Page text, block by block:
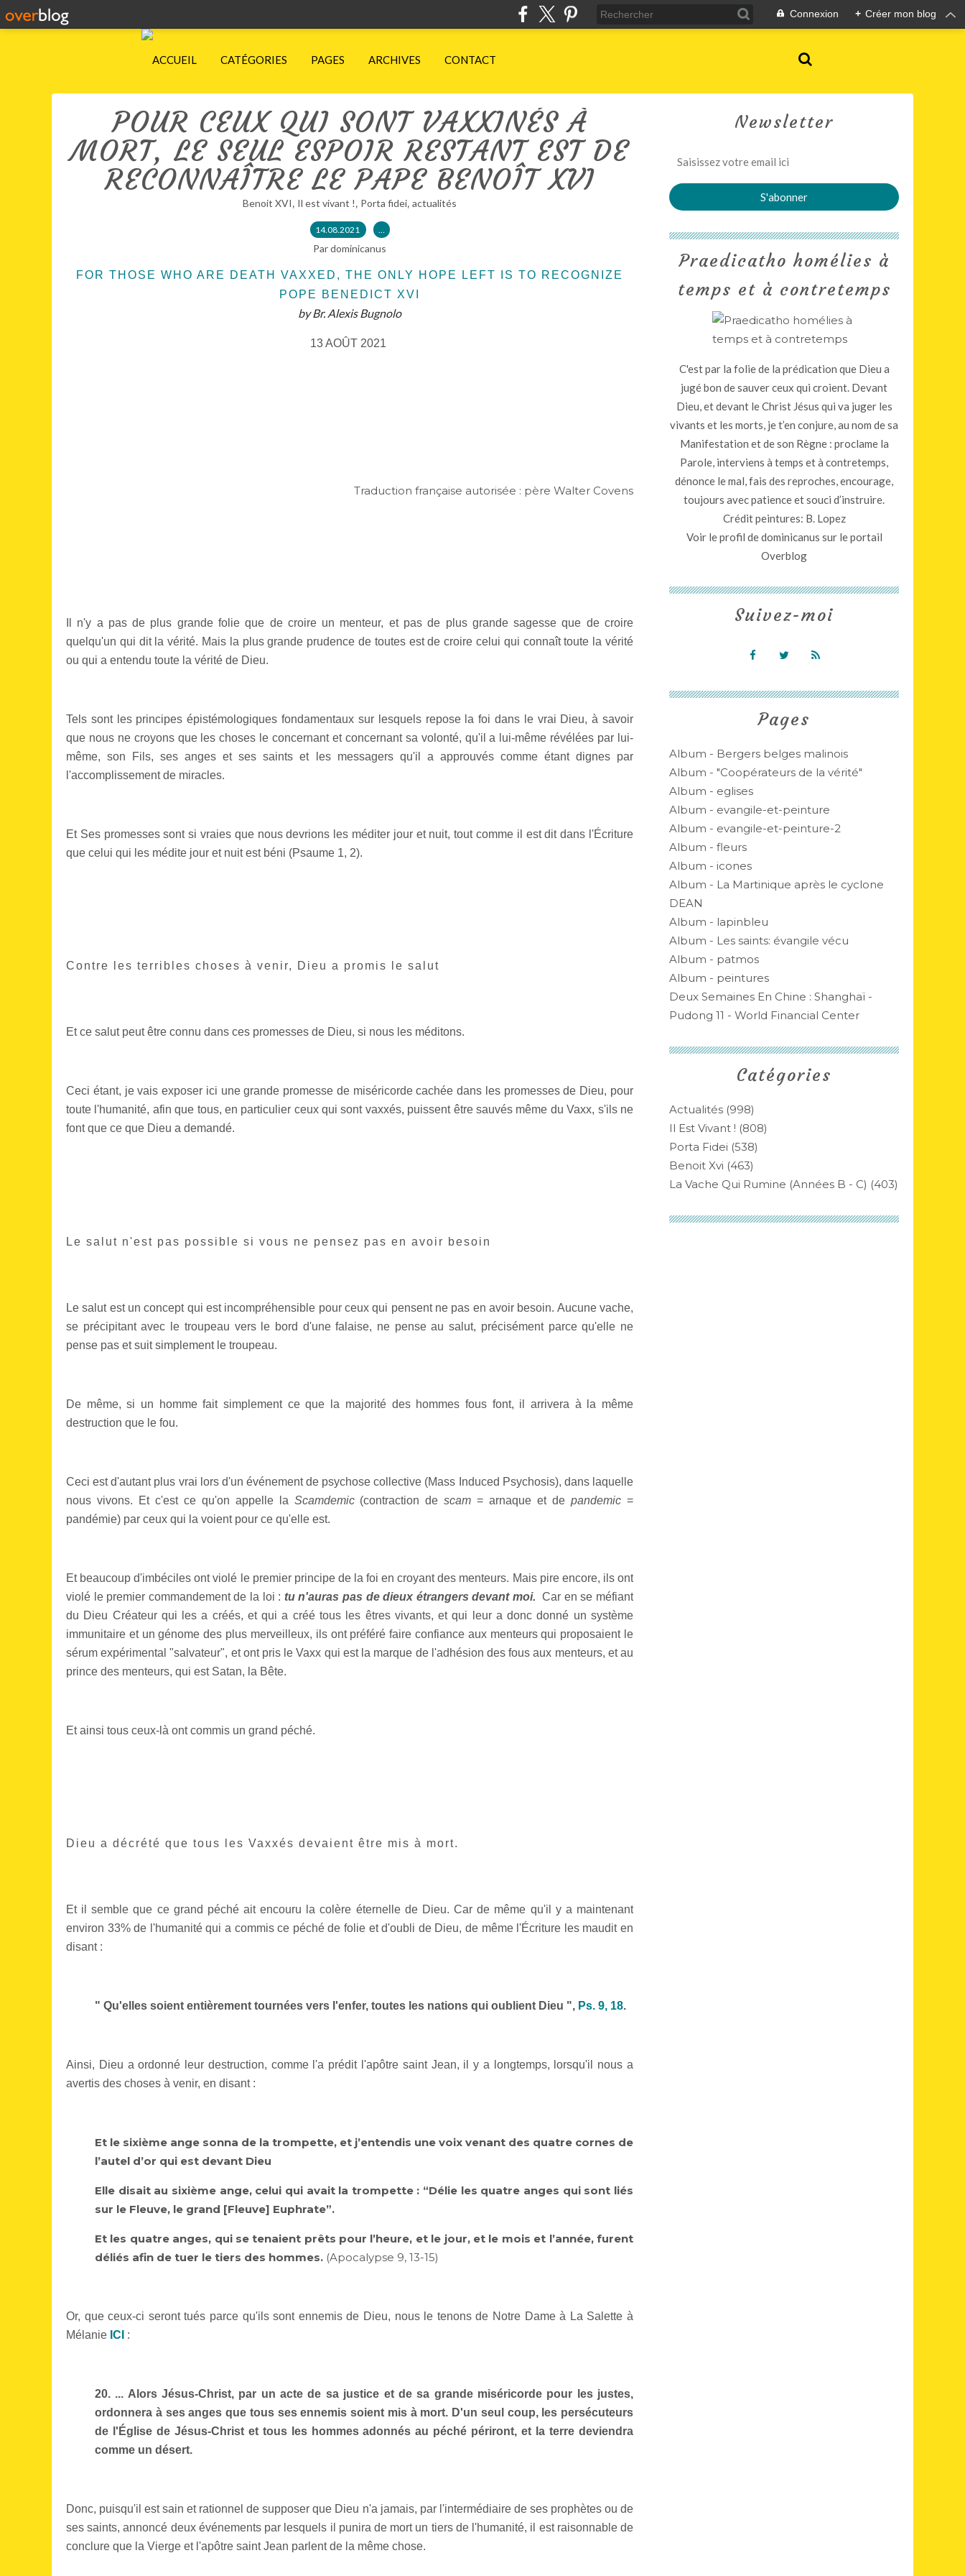
Connexion + Créer mon blog
ACCUEIL CATÉGORIES PAGES ARCHIVES CONTACT
POUR CEUX QUI SONT VAXXINÉS À
MORT, LE SEUL ESPOIR RESTANT EST DE
RECONNAÎTRE LE PAPE BENOÎT XVI
Benoit XVI, Il est vivant !, Porta fidei, actualités
14.08.2021 …
Par dominicanus
FOR THOSE WHO ARE DEATH VAXXED, THE ONLY HOPE LEFT IS TO RECOGNIZE
POPE BENEDICT XVI
by Br. Alexis Bugnolo
13 AOÛT 2021
Traduction française autorisée : père Walter Covens
Il n'y a pas de plus grande folie que de croire un menteur, et pas de plus grande sagesse que de croire
quelqu'un qui dit la vérité. Mais la plus grande prudence de toutes est de croire celui qui connaît toute la vérité
ou qui a entendu toute la vérité de Dieu.
Tels sont les principes épistémologiques fondamentaux sur lesquels repose la foi dans le vrai Dieu, à savoir
que nous ne croyons que les choses le concernant et concernant sa volonté, qu'il a lui-même révélées par lui-
même, son Fils, ses anges et ses saints et les messagers qu'il a approuvés comme étant dignes par
l'accomplissement de miracles.
Et Ses promesses sont si vraies que nous devrions les méditer jour et nuit, tout comme il est dit dans l'Écriture
que celui qui les médite jour et nuit est béni (Psaume 1, 2).
Contre les terribles choses à venir, Dieu a promis le salut
Et ce salut peut être connu dans ces promesses de Dieu, si nous les méditons.
Ceci étant, je vais exposer ici une grande promesse de miséricorde cachée dans les promesses de Dieu, pour
toute l'humanité, afin que tous, en particulier ceux qui sont vaxxés, puissent être sauvés même du Vaxx, s'ils ne
font que ce que Dieu a demandé.
Le salut n'est pas possible si vous ne pensez pas en avoir besoin
Le salut est un concept qui est incompréhensible pour ceux qui pensent ne pas en avoir besoin. Aucune vache,
se précipitant avec le troupeau vers le bord d'une falaise, ne pense au salut, précisément parce qu'elle ne
pense pas et suit simplement le troupeau.
De même, si un homme fait simplement ce que la majorité des hommes fous font, il arrivera à la même
destruction que le fou.
Ceci est d'autant plus vrai lors d'un événement de psychose collective (Mass Induced Psychosis), dans laquelle
nous vivons. Et c'est ce qu'on appelle la Scamdemic(contraction descam= arnaque et depandemic =
pandémie) par ceux qui la voient pour ce qu'elle est.
Et beaucoup d'imbéciles ont violé le premier principe de la foi en croyant des menteurs. Mais pire encore, ils ont
violé le premier commandement de la loi : tu n'auras pas de dieux étrangers devant moi. Car en se méfiant
du Dieu Créateur qui les a créés, et qui a créé tous les êtres vivants, et qui leur a donc donné un système
immunitaire et un génome des plus merveilleux, ils ont préféré faire confiance aux menteurs qui proposaient le
sérum expérimental "salvateur", et ont pris le Vaxx qui est la marque de l'adhésion des fous aux menteurs, et au
prince des menteurs, qui est Satan, la Bête.
Et ainsi tous ceux-là ont commis un grand péché.
Dieu a décrété que tous les Vaxxés devaient être mis à mort.
Et il semble que ce grand péché ait encouru la colère éternelle de Dieu. Car de même qu'il y a maintenant
environ 33% de l'humanité qui a commis ce péché de folie et d'oubli de Dieu, de même l'Écriture les maudit en
disant :
" Qu'elles soient entièrement tournées vers l'enfer, toutes les nations qui oublient Dieu ", Ps. 9, 18.
Ainsi, Dieu a ordonné leur destruction, comme l'a prédit l'apôtre saint Jean, il y a longtemps, lorsqu'il nous a
avertis des choses à venir, en disant :
Et le sixième ange sonna de la trompette, et j’entendis une voix venant des quatre cornes de
l’autel d’or qui est devant Dieu
Elle disait au sixième ange, celui qui avait la trompette : “Délie les quatre anges qui sont liés
sur le Fleuve, le grand [Fleuve] Euphrate”.
Et les quatre anges, qui se tenaient prêts pour l’heure, et le jour, et le mois et l’année, furent
déliés afin de tuer le tiers des hommes. (Apocalypse 9, 13-15)
Or, que ceux-ci seront tués parce qu'ils sont ennemis de Dieu, nous le tenons de Notre Dame à La Salette à
Mélanie ICI :
20. ... Alors Jésus-Christ, par un acte de sa justice et de sa grande miséricorde pour les justes,
ordonnera à ses anges que tous ses ennemis soient mis à mort. D'un seul coup, les persécuteurs
de l'Église de Jésus-Christ et tous les hommes adonnés au péché périront, et la terre deviendra
comme un désert.
Donc, puisqu'il est sain et rationnel de supposer que Dieu n'a jamais, par l'intermédiaire de ses prophètes ou de
ses saints, annoncé deux événements par lesquels il punira de mort un tiers de l'humanité, il est raisonnable de
conclure que la Vierge et l'apôtre saint Jean parlent de la même chose.
Newsletter
Catégories
Actualités (998)
Il Est Vivant ! (808)
Porta Fidei (538)
Benoit Xvi (463)
La Vache Qui Rumine (années B - C) (403)
Pages
Album - Bergers belges malinois
Album - "Coopérateurs de la vérité"
Album - eglises
Album - evangile-et-peinture
Album - evangile-et-peinture-2
Album - fleurs
Album - icones
Album - La Martinique après le cyclone
DEAN
Album - lapinbleu
Album - Les saints: évangile vécu
Album - patmos
Album - peintures
Deux Semaines En Chine : Shanghaï -
Pudong 11 - World Financial Center
Praedicatho homélies à
temps et à contretemps
C'est par la folie de la prédication que Dieu a
jugé bon de sauver ceux qui croient. Devant
Dieu, et devant le Christ Jésus qui va juger les
vivants et les morts, je t’en conjure, au nom de sa
Manifestation et de son Règne : proclame la
Parole, interviens à temps et à contretemps,
dénonce le mal, fais des reproches, encourage,
toujours avec patience et souci d’instruire.
Crédit peintures: B. Lopez
Voir le profil dedominicanus sur le portail
Overblog
Suivez-moi